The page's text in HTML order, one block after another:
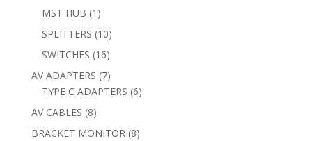
products
MST HUB 1 1
product
SPLITTERS 1010
products
SWITCHES 1616
products
AV ADAPTERS 77
products
TYPE C ADAPTERS 66
AV CABLES 88
products
BRACKET MONITOR 88